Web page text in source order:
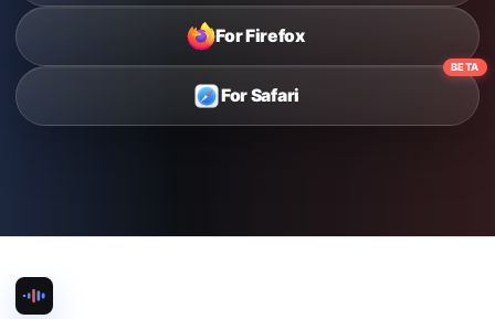
For Firefox
BETA
For Safari